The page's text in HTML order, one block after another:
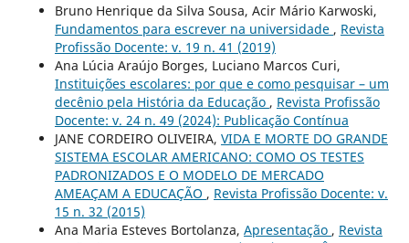
Bruno Henrique da Silva Sousa, Acir Mário Karwoski,
Fundamentos para escrever na universidade , Revista
Profissão Docente: v. 19 n. 41 (2019)
Ana Lúcia Araújo Borges, Luciano Marcos Curi,
Instituições escolares: por que e como pesquisar – um
decênio pela História da Educação , Revista Profissão
Docente: v. 24 n. 49 (2024): Publicação Contínua
JANE CORDEIRO OLIVEIRA, VIDA E MORTE DO GRANDE
SISTEMA ESCOLAR AMERICANO: COMO OS TESTES
PADRONIZADOS E O MODELO DE MERCADO
AMEAÇAM A EDUCAÇÃO , Revista Profissão Docente: v.
15 n. 32 (2015)
Ana Maria Esteves Bortolanza, Apresentação , Revista